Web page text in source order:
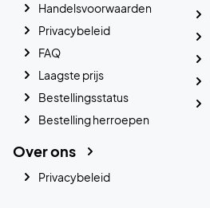
Handelsvoorwaarden
Privacybeleid
FAQ
Laagste prijs
Bestellingsstatus
Bestelling herroepen
Over ons
Privacybeleid